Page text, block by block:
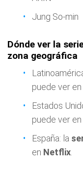
Jung So-min
Dónde ver la
zona geográfica
puede ver en
Estados
puede ver en
España: la
en Netflix.